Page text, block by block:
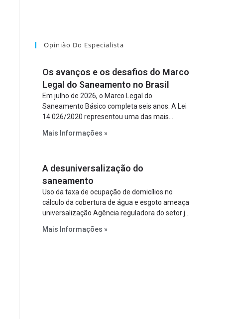
Opinião Do Especialista
Os avanços e os desafios do Marco
Legal do Saneamento no Brasil
Em julho de 2026, o Marco Legal do
Saneamento Básico completa seis anos. A Lei
14.026/2020 representou uma das mais
estabelecer metas claras para a
papel regulador da Agência Nacional de Águas
e Saneamento Básico (ANA) e criar
mecanismos voltados à segurança jurídica dos
contratos.
Mais Informações »
A desuniversalização do
saneamento
Uso da taxa de ocupação de domicílios no
cálculo da cobertura de água e esgoto ameaça
universalização Agência reguladora do setor já
de variável demográfica.
Mais Informações »